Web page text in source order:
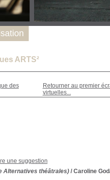
ARTS²
des
Retourner au premier
virtuelles...
une suggestion
Alternatives théâtrales)/ Caroline